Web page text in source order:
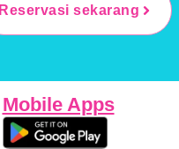
Reservasi sekarang
Mobile Apps